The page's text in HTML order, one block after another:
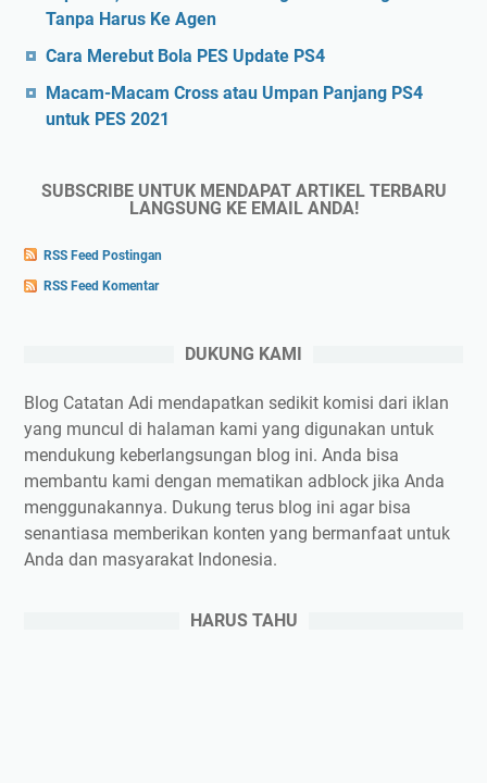
Tanpa Harus Ke Agen
Cara Merebut Bola PES Update PS4
Macam-Macam Cross atau Umpan Panjang PS4
untuk PES 2021
SUBSCRIBE UNTUK MENDAPAT ARTIKEL TERBARU
LANGSUNG KE EMAIL ANDA!
RSS Feed Postingan
RSS Feed Komentar
DUKUNG KAMI
Blog Catatan Adi mendapatkan sedikit komisi dari iklan
yang muncul di halaman kami yang digunakan untuk
mendukung keberlangsungan blog ini. Anda bisa
membantu kami dengan mematikan adblock jika Anda
menggunakannya. Dukung terus blog ini agar bisa
senantiasa memberikan konten yang bermanfaat untuk
Anda dan masyarakat Indonesia.
HARUS TAHU